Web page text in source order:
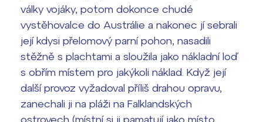
války vojáky, potom dokonce chudé
vystěhovalce do Austrálie a nakonec jí sebrali
její kdysi přelomový parní pohon, nasadili
stěžně s plachtami a sloužila jako nákladní loď
s obřím místem pro jakýkoli náklad. Když její
další provoz vyžadoval příliš drahou opravu,
zanechali ji na pláži na Falklandských
ostrovech (místní si ji pamatují jako místo